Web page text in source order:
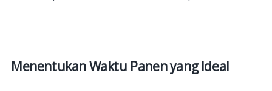
Menentukan Waktu Panen yang Ideal